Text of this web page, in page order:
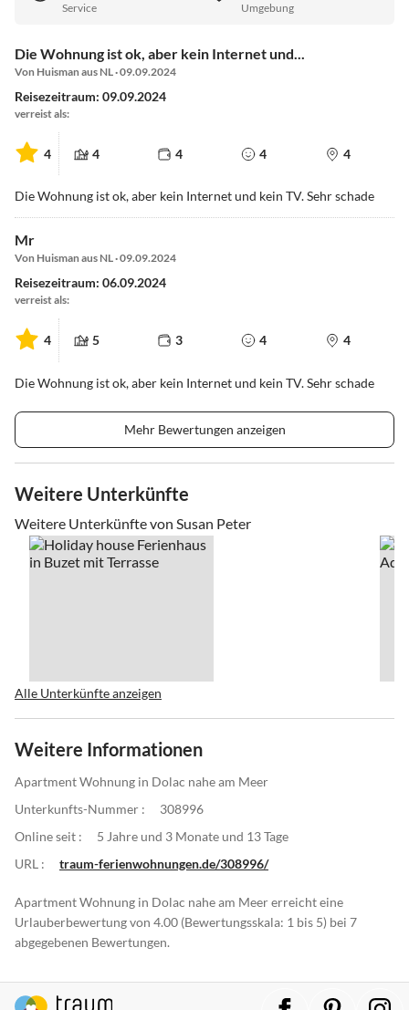
Service Umgebung
Die Wohnung ist ok, aber kein Internet und...
Von Huisman aus NL · 09.09.2024
Reisezeitraum: 09.09.2024
verreist als:
4 4 4 4 4
Die Wohnung ist ok, aber kein Internet und kein TV. Sehr schade
Mr
Von Huisman aus NL · 09.09.2024
Reisezeitraum: 06.09.2024
verreist als:
4 5 3 4 4
Die Wohnung ist ok, aber kein Internet und kein TV. Sehr schade
Mehr Bewertungen anzeigen
Weitere Unterkünfte
Weitere Unterkünfte von Susan Peter
Alle Unterkünfte anzeigen
Weitere Informationen
Apartment Wohnung in Dolac nahe am Meer
Unterkunfts-Nummer :
308996
Online seit :
5 Jahre und 3 Monate und 13 Tage
URL :
traum-ferienwohnungen.de/308996/
Apartment Wohnung in Dolac nahe am Meer erreicht eine
Urlauberbewertung von 4.00 (Bewertungsskala: 1 bis 5) bei 7
abgegebenen Bewertungen.